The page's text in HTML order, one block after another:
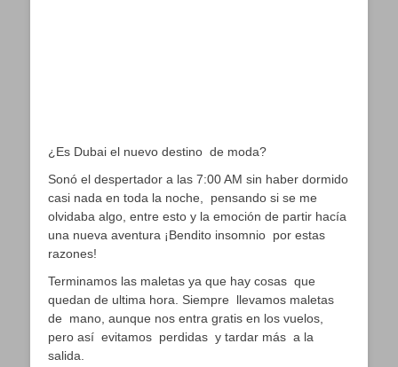
¿Es Dubai el nuevo destino de moda?
Sonó el despertador a las 7:00 AM sin haber dormido
casi nada en toda la noche, pensando si se me
olvidaba algo, entre esto y la emoción de partir hacía
una nueva aventura ¡Bendito insomnio por estas
razones!
Terminamos las maletas ya que hay cosas que
quedan de ultima hora. Siempre llevamos maletas
de mano, aunque nos entra gratis en los vuelos,
pero así evitamos perdidas y tardar más a la
salida.